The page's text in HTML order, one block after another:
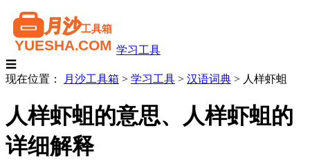
学习工具
☰
现在位置：
月沙工具箱 > 学习工具 > 汉语词典 > 人样虾蛆
人样虾蛆的意思、人样虾蛆的
详细解释